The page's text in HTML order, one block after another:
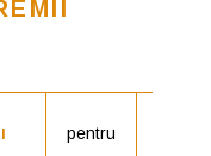
pentru